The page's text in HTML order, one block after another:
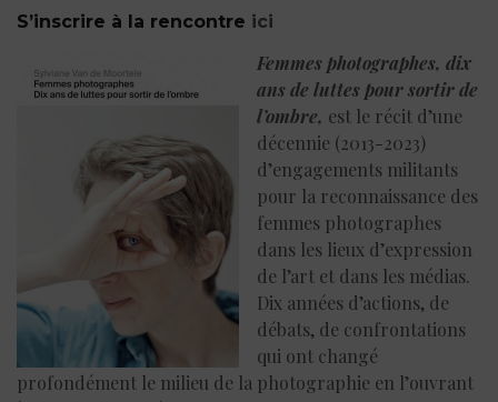
S’inscrire à la rencontre ici
Femmes photographes, dix
ans de luttes pour sortir de
l’ombre, est le récit d’une
décennie (2013-2023)
d’engagements militants
pour la reconnaissance des
femmes photographes
dans les lieux d’expression
de l’art et dans les médias.
Dix années d’actions, de
débats, de confrontations
qui ont changé
profondément le milieu de la photographie en l’ouvrant